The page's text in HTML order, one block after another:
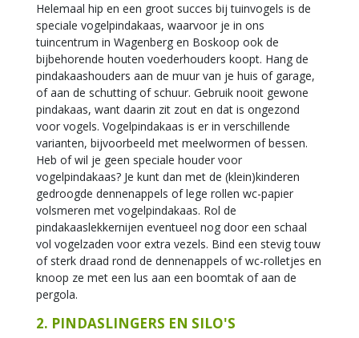
Helemaal hip en een groot succes bij tuinvogels is de
speciale vogelpindakaas, waarvoor je in ons
tuincentrum in Wagenberg en Boskoop ook de
bijbehorende houten voederhouders koopt. Hang de
pindakaashouders aan de muur van je huis of garage,
of aan de schutting of schuur. Gebruik nooit gewone
pindakaas, want daarin zit zout en dat is ongezond
voor vogels. Vogelpindakaas is er in verschillende
varianten, bijvoorbeeld met meelwormen of bessen.
Heb of wil je geen speciale houder voor
vogelpindakaas? Je kunt dan met de (klein)kinderen
gedroogde dennenappels of lege rollen wc-papier
volsmeren met vogelpindakaas. Rol de
pindakaaslekkernijen eventueel nog door een schaal
vol vogelzaden voor extra vezels. Bind een stevig touw
of sterk draad rond de dennenappels of wc-rolletjes en
knoop ze met een lus aan een boomtak of aan de
pergola.
2. PINDASLINGERS EN SILO'S